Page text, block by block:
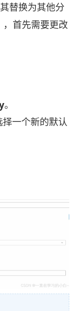
替换为其他分
，首先需要更改
。
择一个新的默认